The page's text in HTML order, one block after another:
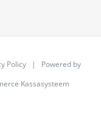
Policy | Powered by
Kassasysteem